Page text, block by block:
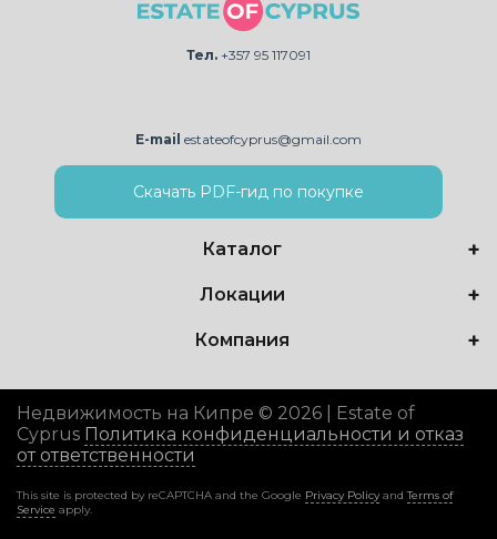
Тел. +357 95 117091
E-mail estateofcyprus@gmail.com
Скачать PDF-гид по покупке
Каталог
Локации
Компания
Недвижимость на Кипре © 2026 | Estate of
Cyprus Политика конфиденциальности и отказ
от ответственности
This site is protected by reCAPTCHA and the Google Privacy PolicyandTerms of
Service apply.